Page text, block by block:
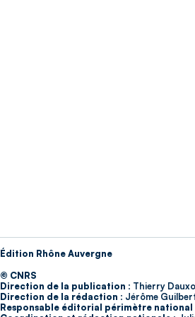
Édition Rhône Auvergne
© CNRS
Direction de la publication : Thierry
Direction de la rédaction : Jérôme
Responsable éditorial périmètre national